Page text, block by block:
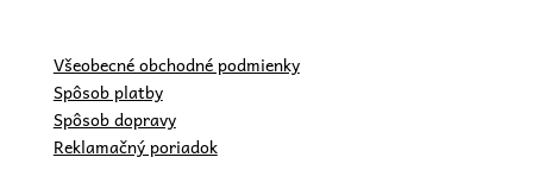
Všeobecné obchodné podmienky
Spôsob platby
Spôsob dopravy
Reklamačný poriadok